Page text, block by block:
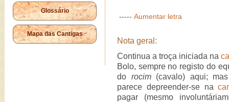
Glossário
Mapa das Cantigas
----- Aumentar letra
Nota geral:
Continua a troça iniciada na
Bolo, sempre no registo do
do rocim(cavalo) aqui; mas
parece depreender-se na
pagar (mesmo